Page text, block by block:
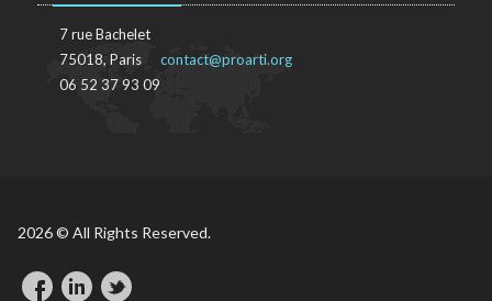
7 rue Bachelet
75018, Paris
06 52 37 93 09
contact@proarti.org
2026 © All Rights Reserved.